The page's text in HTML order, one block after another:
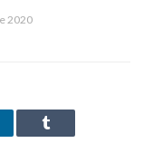
2020
Tumblr